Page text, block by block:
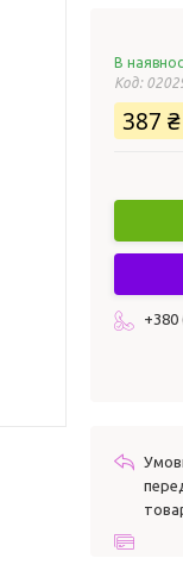
В
Код:
387 ₴
+380